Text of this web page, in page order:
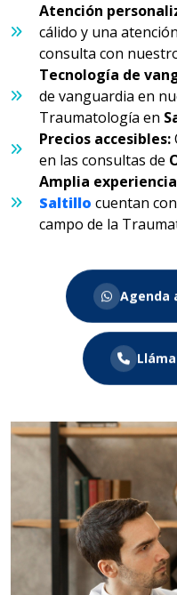
Atención
cálido y una
consulta con
Tecnología de
de vanguardia en
Traumatología en
Precios accesibles:
en las consultas de
Amplia
Saltillo cuentan
campo de la
Agenda